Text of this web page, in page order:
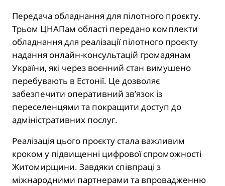
Передача обладнання для пілотного проєкту.
Трьом ЦНАПам області передано комплекти
обладнання для реалізації пілотного проєкту
надання онлайн-консультацій громадянам
України, які через воєнний стан вимушено
перебувають в Естонії. Це дозволяє
забезпечити оперативний зв’язок із
переселенцями та покращити доступ до
адміністративних послуг.
Реалізація цього проєкту стала важливим
кроком у підвищенні цифрової спроможності
Житомирщини. Завдяки співпраці з
міжнародними партнерами та впровадженню